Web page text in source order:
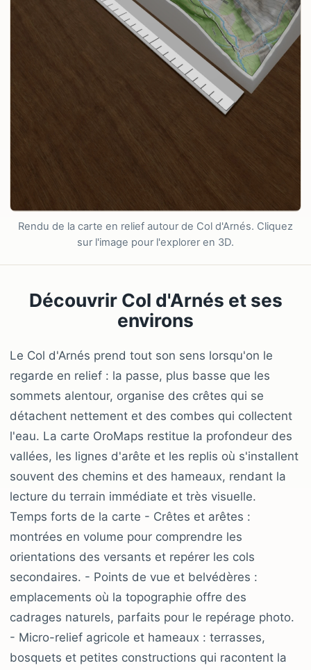
Rendu de la carte en relief autour de Col d'Arnés. Cliquez
sur l'image pour l'explorer en 3D.
Découvrir Col d'Arnés et ses
environs
Le Col d'Arnés prend tout son sens lorsqu'on le
regarde en relief : la passe, plus basse que les
sommets alentour, organise des crêtes qui se
détachent nettement et des combes qui collectent
l'eau. La carte OroMaps restitue la profondeur des
vallées, les lignes d'arête et les replis où s'installent
souvent des chemins et des hameaux, rendant la
lecture du terrain immédiate et très visuelle.
Temps forts de la carte - Crêtes et arêtes :
montrées en volume pour comprendre les
orientations des versants et repérer les cols
secondaires. - Points de vue et belvédères :
emplacements où la topographie offre des
cadrages naturels, parfaits pour le repérage photo.
- Micro-relief agricole et hameaux : terrasses,
bosquets et petites constructions qui racontent la